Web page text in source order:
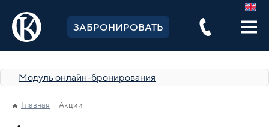
ЗАБРОНИРОВАТЬ
Модуль онлайн-бронирования
Главная Акции